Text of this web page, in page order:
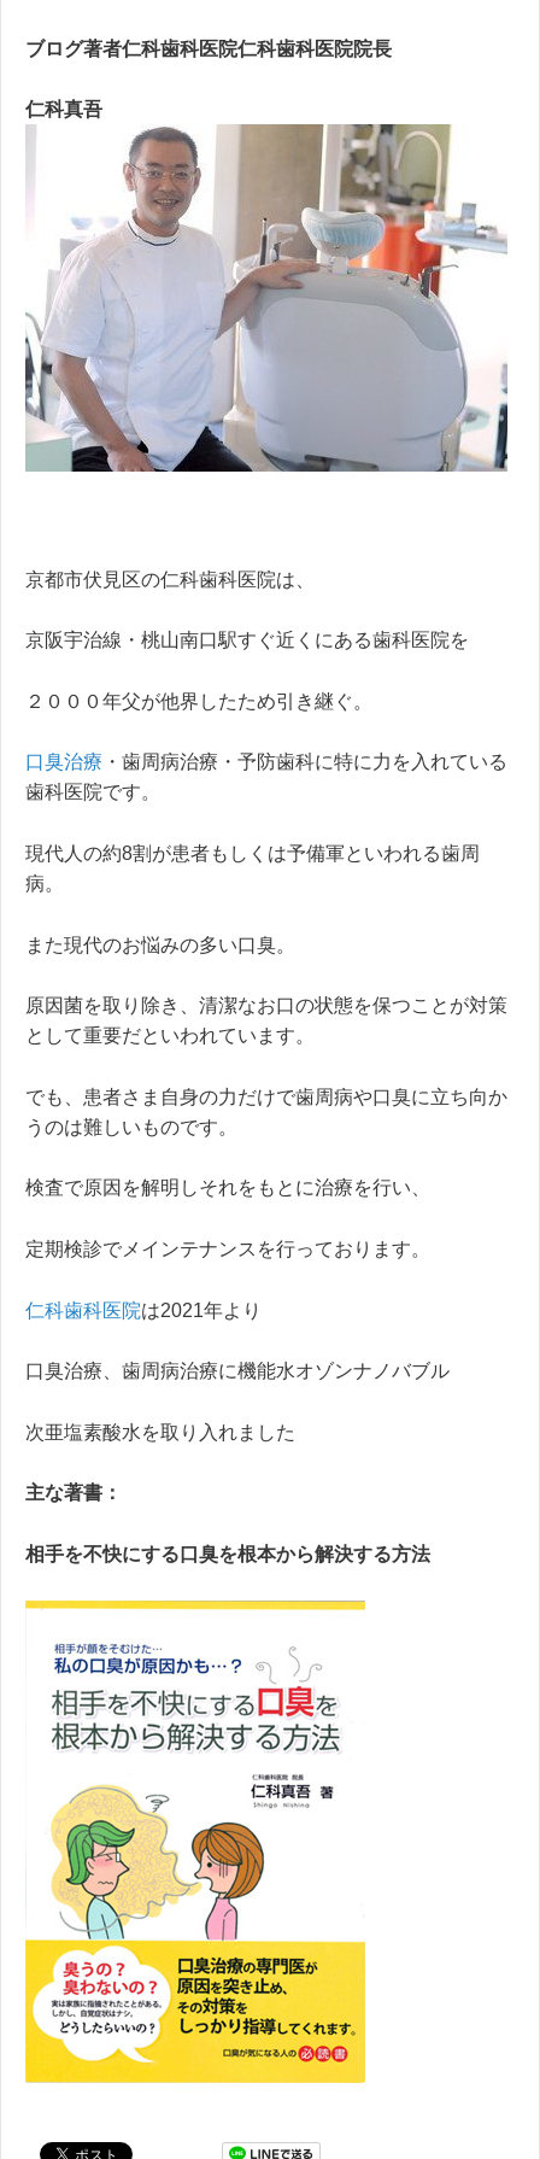
ブログ著者仁科歯科医院仁科歯科医院院長
仁科真吾
京都市伏見区の仁科歯科医院は、
京阪宇治線・桃山南口駅すぐ近くにある歯科医院を
２０００年父が他界したため引き継ぐ。
口臭治療 ・歯周病治療・予防歯科に特に力を入れている
歯科医院です。
現代人の約8割が患者もしくは予備軍といわれる歯周
病。
また現代のお悩みの多い口臭。
原因菌を取り除き、清潔なお口の状態を保つことが対策
として重要だといわれています。
でも、患者さま自身の力だけで歯周病や口臭に立ち向か
うのは難しいものです。
検査で原因を解明しそれをもとに治療を行い、
定期検診でメインテナンスを行っております。
仁科歯科医院は2021年より
口臭治療、歯周病治療に機能水オゾンナノバブル
次亜塩素酸水を取り入れました
主な著書：
相手を不快にする口臭を根本から解決する方法